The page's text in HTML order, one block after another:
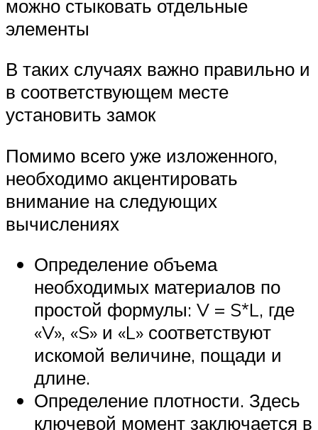
можно стыковать отдельные
элементы
В таких случаях важно правильно и
в соответствующем месте
установить замок
Помимо всего уже изложенного,
необходимо акцентировать
внимание на следующих
вычислениях
Определение объема
необходимых материалов по
простой формулы: V = S*L, где
«V», «S» и «L» соответствуют
искомой величине, пощади и
длине.
Определение плотности. Здесь
ключевой момент заключается в